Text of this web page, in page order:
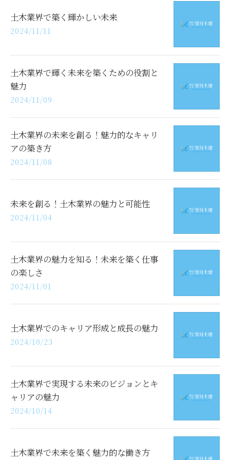
土木業界で築く輝かしい未来
2024/11/11
土木業界で輝く未来を築くための役割と
魅力
2024/11/09
土木業界の未来を創る！魅力的なキャリ
アの築き方
2024/11/08
未来を創る！土木業界の魅力と可能性
2024/11/04
土木業界の魅力を知る！未来を築く仕事
の楽しさ
2024/11/01
土木業界でのキャリア形成と成長の魅力
2024/10/23
土木業界で実現する未来のビジョンとキ
ャリアの魅力
2024/10/14
土木業界で未来を築く魅力的な働き方